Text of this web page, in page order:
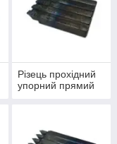
Різець прохідний
упорний прямий